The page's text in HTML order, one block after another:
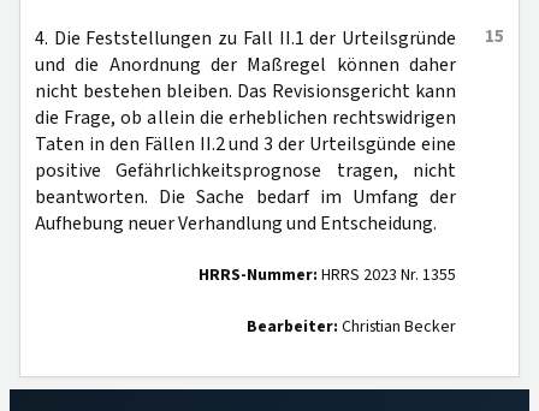
15
4. Die Feststellungen zu Fall II.1 der Urteilsgründe
und die Anordnung der Maßregel können daher
nicht bestehen bleiben. Das Revisionsgericht kann
die Frage, ob allein die erheblichen rechtswidrigen
Taten in den Fällen II.2 und 3 der Urteilsgünde eine
positive Gefährlichkeitsprognose tragen, nicht
beantworten. Die Sache bedarf im Umfang der
Aufhebung neuer Verhandlung und Entscheidung.
HRRS-Nummer: HRRS 2023 Nr. 1355
Bearbeiter: Christian Becker